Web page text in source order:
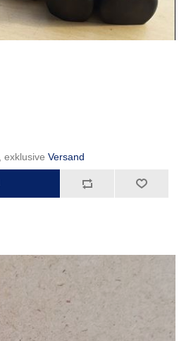
exklusiveVersand